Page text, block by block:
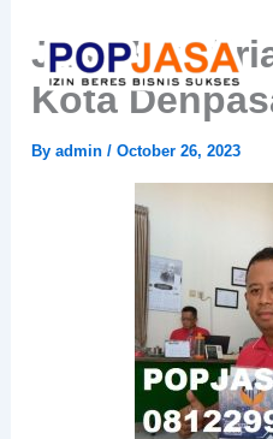
content
Jasa
Kota
Byadmin/October 26, 2023